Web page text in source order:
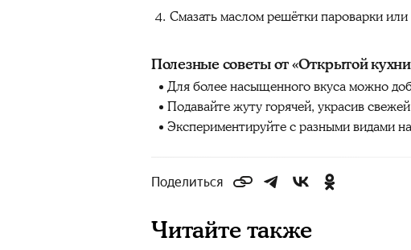
Смазать маслом решётки пароварки или
Полезные советы от «Открытой
Для более насыщенного вкуса можно
Подавайте жуту горячей, украсив
Экспериментируйте с разными видами
Поделиться
Читайте также